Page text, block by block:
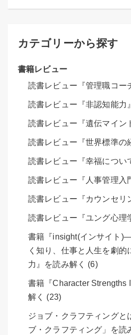
カテゴリーから探す
書籍レビュー
読書レビュー『管理職コー
読書レビュー『非認知能力
読書レビュー『遺伝マイン
読書レビュー『世界標準の
読書レビュー『幸福につい
読書レビュー『人事管理入
読書レビュー『カウンセリ
読書レビュー『ユング心理
書籍『insight(インサイト
く知り、仕事と人生を劇的
力』を読み解く (6)
書籍『Character Strengths
解く (23)
ジョブ・クラフティングと
ブ・クラフティング」を読